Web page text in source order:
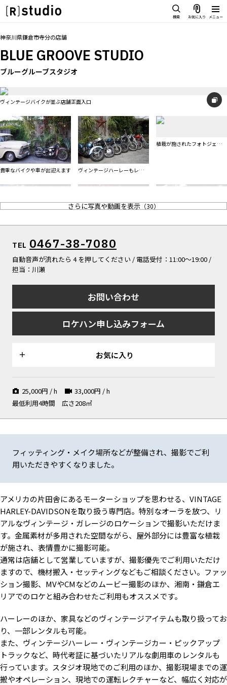
検索 お気に入り メニュー
部屋ごとに写真で見比べたい
VARIATION
ひとつのスタジオであれもこれも
LOCATION
広さと利用料金で探す
ALL FILTER
すべての選択肢からスタジオを探す
スタジオを探す
雰囲気で探したい
SCENE
部屋ごとに写真で見比べたい
カフェやオフィスなどロケシーンも
SIZE&PRICE
広さと利用料金で探す
ALL FILTER
すべての選択肢からスタジオを探す
スタジオ一覧
お気に入り
特集
[R]studioについて
お知らせ
お問い合わせ
トップ 料金 設備
神奈川県鎌倉市寺分の店舗
BLUE GROOVE STUDIO
ブルーグルーブスタジオ
ヴィンテージバイクが並ぶ店舗正面入口
貴重なバイクや車が出迎えます
ヴィンテージハーレーもレンタ
植栽が施されたフォトジェニッ
夜のムード漂う雰囲気での撮影
も応相談
実際のバイク整備作業スペース
イク場所としても
2F 音楽スタジオ / 着替え・メ
イク場所としても
2F 音楽スタジオ / 着替え・メ
イク場所としても
ヴィンテージギターのコレクシ
屋上 / 江ノ島方面 屋上（階段は使用禁止） 屋上 / 鎌倉方面
スタジオより車で15分ほどの
倉庫
スタジオより車で20分ほどの
小屋
オプション：1937
KNUCKLEHEAD
さらに写真や動画を表示（30）
TEL 0467-38-7080
自動音声が流れたら 4 を押してください / 電話受付：11:00〜19:00 /
担当：川瀬
お問い合わせ
ロケハン申し込みフォーム
お気に入り
25,000円 / h 33,000円 / h
最低利用4時間
広さ208㎡
フィッティング・メイク場所などが整備され、撮影でご利
用いただきやすくなりました。
アメリカの片田舎にあるモーターショップを思わせる、VINTAGE
HARLEY-DAVIDSONを取り扱う専門店。特別なオーラを放つ、リ
アルなヴィンテージ・ガレージのロケーションで撮影いただけま
す。金属素材が多用された空間ながら、屋外部分には豊富な植栽
が施され、表情豊かに撮影可能。
通常は店舗として営業していますが、撮影優先でご利用いただけ
ますので、機材搬入・セッティングなどもご相談ください。ファッ
ション撮影、MVやCMなどのムービー撮影のほか、湘南・鎌倉エ
リアでのロケと組み合わせたご利用もオススメです。
ハーレーのほか、家具などのヴィンテージアイテムも取り扱ってお
り、一部レンタルも可能。
また、ヴィンテージハーレー・ヴィンテージカー・ピックアップ
トラックなど、時代考証に基づいたリアルな劇用車のレンタルも
行っています。スタジオ現地でのご利用のほか、撮影現場までの運
搬やオペレーション、現地での運転レクチャーなど、幅広く対応が